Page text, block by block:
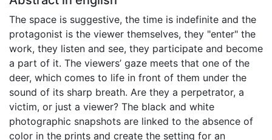
The space is suggestive, the time is indefinite and the
protagonist is the viewer themselves, they "enter" the
work, they listen and see, they participate and become
a part of it. The viewers’ gaze meets that one of the
deer, which comes to life in front of them under the
sound of its sharp breath. Are they a perpetrator, a
victim, or just a viewer? The black and white
photographic snapshots are linked to the absence of
color in the prints and create the setting for an